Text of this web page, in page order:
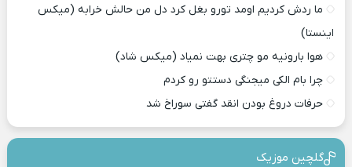
ما ردش کردیم اومد تورو بغل کرد دل من حالش خرابه (میکس
اینستا)
هوا بارونیه مو چتری بهت نمیاد (میکس شاد)
چرا بام الکی میجنگی دستتو رو کردم
حرفات دروغ بودن انقد گفتی سوراخ شد
گلچین موزیک